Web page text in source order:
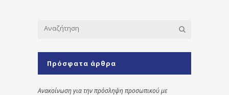
Πρόσφατα άρθρα
Ανακοίνωση για την πρόσληψη προσωπικού με